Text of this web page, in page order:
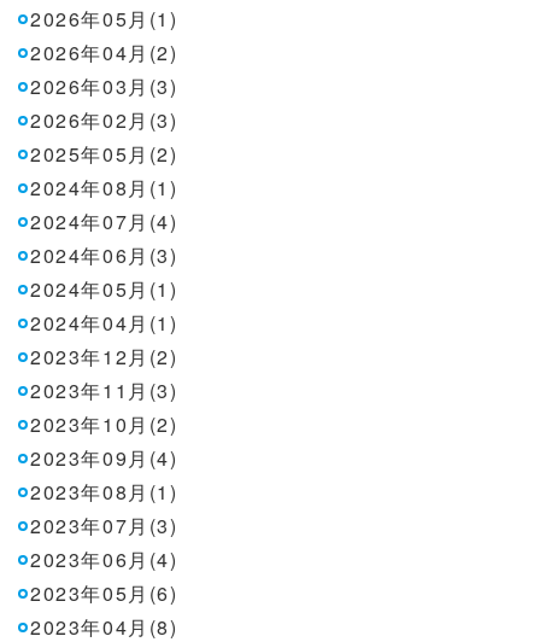
2026年05月(1)
2026年04月(2)
2026年03月(3)
2026年02月(3)
2025年05月(2)
2024年08月(1)
2024年07月(4)
2024年06月(3)
2024年05月(1)
2024年04月(1)
2023年12月(2)
2023年11月(3)
2023年10月(2)
2023年09月(4)
2023年08月(1)
2023年07月(3)
2023年06月(4)
2023年05月(6)
2023年04月(8)